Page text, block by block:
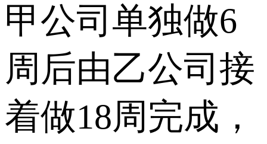
甲公司单独做6
周后由乙公司接
着做18周完成，